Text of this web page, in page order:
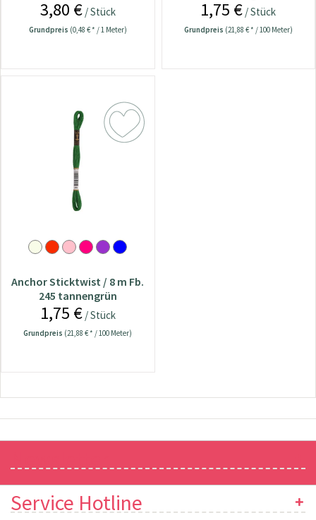
3,80 €/ Stück
Grundpreis (0,48 € * / 1 Meter)
1,75 € / Stück
Grundpreis (21,88 € * / 100 Meter)
Anchor Sticktwist / 8 m Fb.
245 tannengrün
1,75 €/ Stück
Grundpreis (21,88 € * / 100 Meter)
Service Hotline